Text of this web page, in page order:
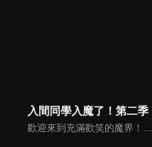
入間同學入魔了！第二季